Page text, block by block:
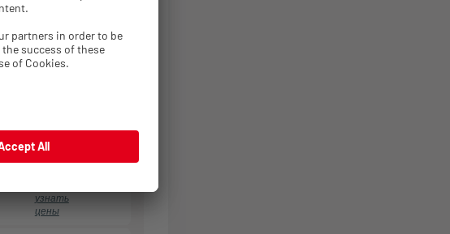
узнать
Войдите в
учетную
Войдите в
узнать
цены